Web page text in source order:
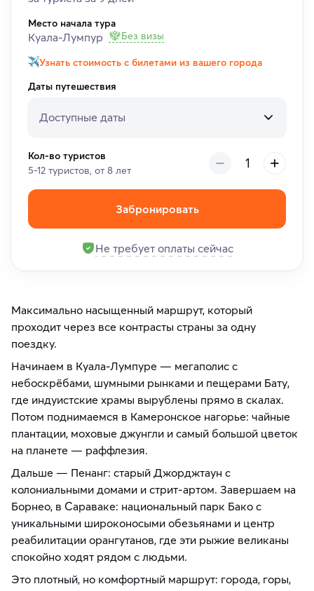
Место начала тура
Куала-Лумпур Без визы
Узнать стоимость с билетами из вашего города
Даты путешествия
Доступные даты
Кол-во туристов
5-12 туристов, от 8 лет
Забронировать
Не требует оплаты сейчас
Максимально насыщенный маршрут, который
проходит через все контрасты страны за одну
поездку.
Начинаем в Куала-Лумпуре — мегаполис с
небоскрёбами, шумными рынками и пещерами Бату,
где индуистские храмы вырублены прямо в скалах.
Потом поднимаемся в Камеронское нагорье: чайные
плантации, моховые джунгли и самый большой цветок
на планете — раффлезия.
Дальше — Пенанг: старый Джорджтаун с
колониальными домами и стрит-артом. Завершаем на
Борнео, в Сараваке: национальный парк Бако с
уникальными широконосыми обезьянами и центр
реабилитации орангутанов, где эти рыжие великаны
спокойно ходят рядом с людьми.
Это плотный, но комфортный маршрут: города, горы,